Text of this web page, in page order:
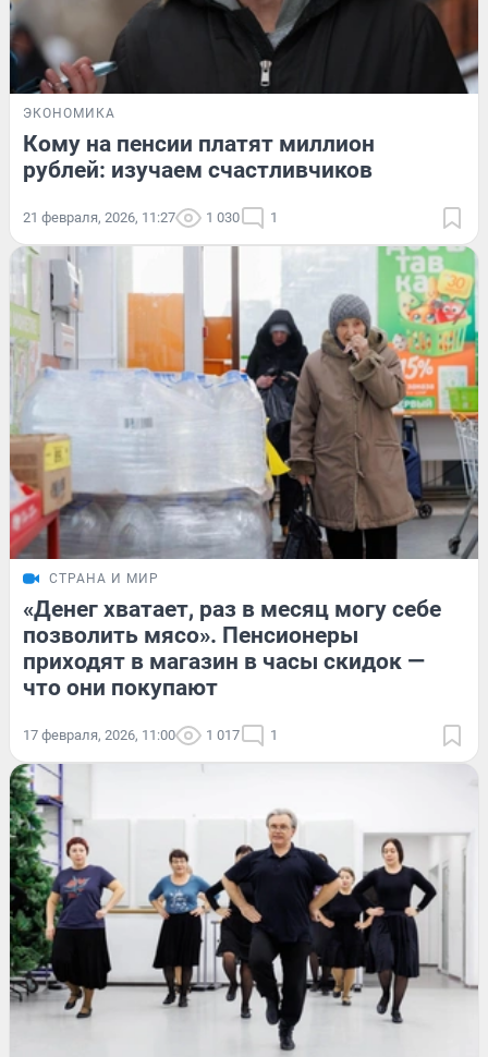
ЭКОНОМИКА
Кому на пенсии платят миллион
рублей: изучаем счастливчиков
21 февраля, 2026, 11:27 1 030 1
СТРАНА И МИР
«Денег хватает, раз в месяц могу себе
позволить мясо». Пенсионеры
приходят в магазин в часы скидок —
что они покупают
17 февраля, 2026, 11:00 1 017 1